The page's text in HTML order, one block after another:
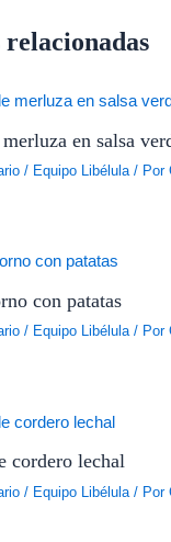
en salsa
/ Equipo Libélula / Por
con patatas
/ Equipo Libélula/ Por
cordero lechal
/ Equipo Libélula / Por